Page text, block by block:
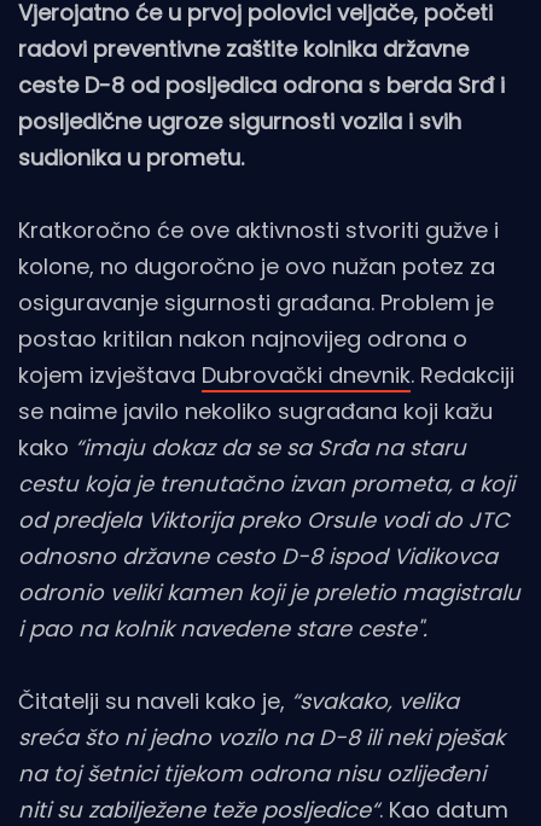
Vjerojatno će u prvoj polovici veljače, početi
radovi preventivne zaštite kolnika državne
ceste D-8 od posljedica odrona s berda Srđ i
posljedične ugroze sigurnosti vozila i svih
sudionika u prometu.
Kratkoročno će ove aktivnosti stvoriti gužve i
kolone, no dugoročno je ovo nužan potez za
osiguravanje sigurnosti građana. Problem je
postao kritilan nakon najnovijeg odrona o
kojem izvještava Dubrovački dnevnik. Redakciji
se naime javilo nekoliko sugrađana koji kažu
kako “imaju dokaz da se sa Srđa na staru
cestu koja je trenutačno izvan prometa, a koji
od predjela Viktorija preko Orsule vodi do JTC
odnosno državne cesto D-8 ispod Vidikovca
odronio veliki kamen koji je preletio magistralu
i pao na kolnik navedene stare ceste".
Čitatelji su naveli kako je, “svakako, velika
sreća što ni jedno vozilo na D-8 ili neki pješak
na toj šetnici tijekom odrona nisu ozlijeđeni
niti su zabilježene teže posljedice“. Kao datum